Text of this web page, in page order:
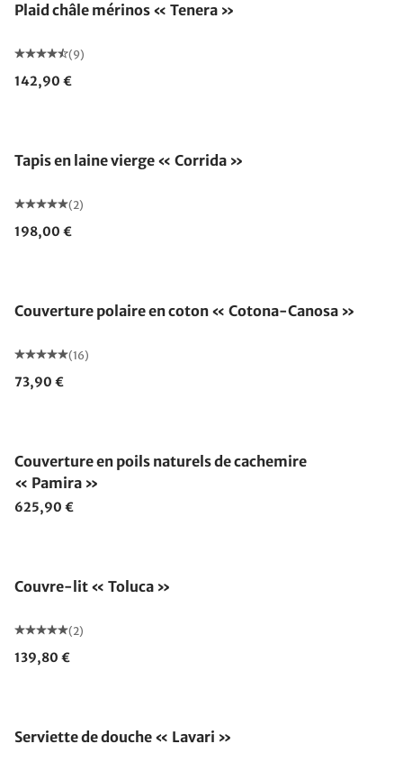
Plaid châle mérinos « Tenera »
(9)
142,90 €
Tapis en laine vierge « Corrida »
(2)
198,00 €
Couverture polaire en coton « Cotona-Canosa »
(16)
73,90 €
Couverture en poils naturels de cachemire
« Pamira »
625,90 €
Couvre-lit « Toluca »
(2)
139,80 €
Serviette de douche « Lavari »